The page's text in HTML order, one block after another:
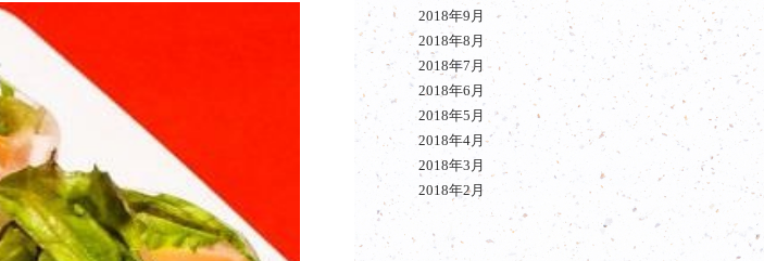
2018年9月
2018年8月
2018年7月
2018年6月
2018年5月
2018年4月
2018年3月
2018年2月